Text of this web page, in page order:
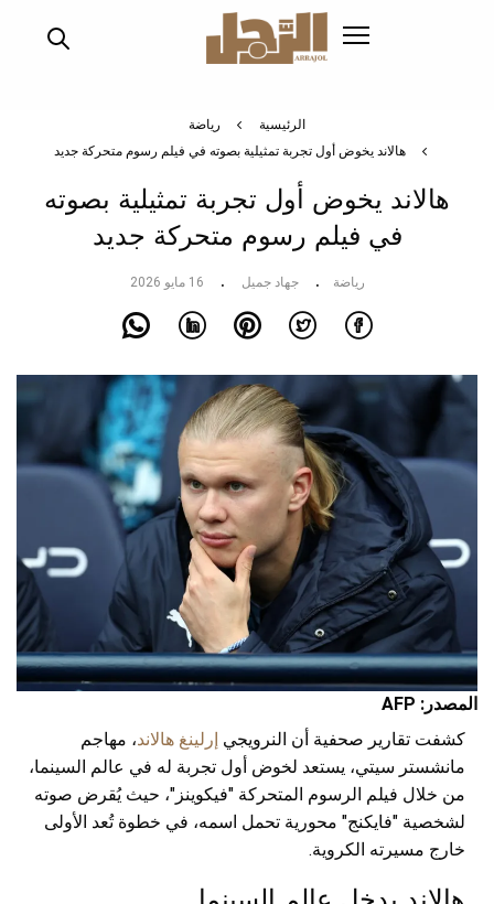
الرئيسية
رياضة
هالاند يخوض أول تجربة تمثيلية بصوته في فيلم رسوم متحركة جديد
هالاند يخوض أول تجربة تمثيلية بصوته
في فيلم رسوم متحركة جديد
رياضة جهاد جميل 16 مايو 2026
المصدر: AFP
كشفت تقارير صحفية أن النرويجي إرلينغ هالاند، مهاجم
مانشستر سيتي، يستعد لخوض أول تجربة له في عالم السينما،
من خلال فيلم الرسوم المتحركة "فيكوينز"، حيث يُقرض صوته
لشخصية "فايكنج" محورية تحمل اسمه، في خطوة تُعد الأولى
خارج مسيرته الكروية.